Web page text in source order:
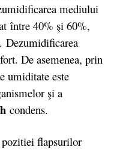
mediului
între 40% şi 60%,
Dezumidificarea
De asemenea, prin
umiditate este
şi a
condens.
flapsurilor